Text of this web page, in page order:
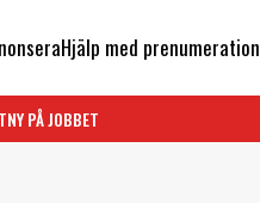
Hjälp med prenumeration
NY PÅ JOBBET